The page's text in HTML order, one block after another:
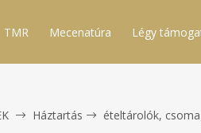
TMR Mecenatúra Légy
Háztartás ételtárolók,